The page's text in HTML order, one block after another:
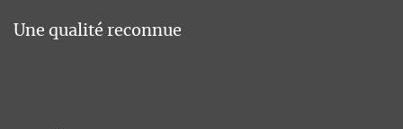
Une qualité reconnue